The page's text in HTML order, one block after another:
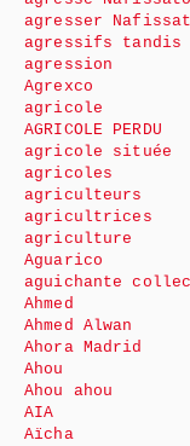
agresser
agressifs tandis
agression
Agrexco
agricole
AGRICOLE PERDU
agricole située
agricoles
agriculteurs
agricultrices
agriculture
Aguarico
aguichante
Ahmed
Ahmed Alwan
Ahora Madrid
Ahou
Ahou ahou
AIA
Aïcha